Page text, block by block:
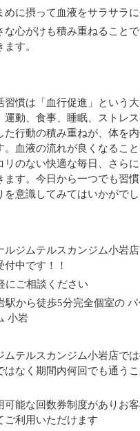
めに摂って血液をサラサラ
な心がけも積み重ねること
す。
習慣は「血行促進」という
運動、食事、睡眠、ストレ
た行動の積み重ねが、体を
。血液の流れが良くなるこ
リのない快適な毎日、さら
ます。今日から一つでも習
を意識してみてはいかがでし
ルジムテルスカンジム小岩
付中です！！
にご相談ください
駅から徒歩5分完全個室の
小岩
ムテルスカンジム小岩店で
はなく期間内何回でも通う
可能な回数券制度がありお
ご利用いただけます